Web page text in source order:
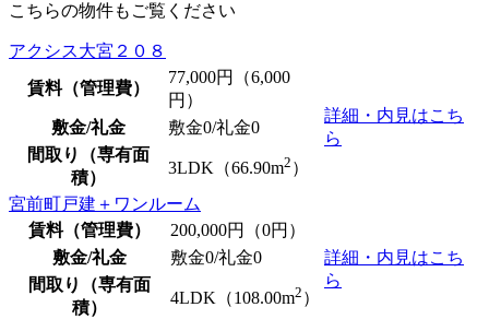
こちらの物件もご覧ください
アクシス大宮２０８
賃料（管理費）
77,000円（6,000
円）
詳細・内見はこち
ら
敷金/礼金 敷金0/礼金0
間取り（専有面
積）
3LDK（66.90m2 ）
宮前町戸建＋ワンルーム
賃料（管理費）
200,000円（0円）
詳細・内見はこち
ら
敷金/礼金 敷金0/礼金0
間取り（専有面
積）
4LDK（108.00m2 ）